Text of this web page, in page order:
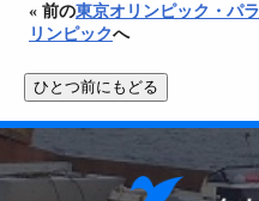
« 前の東京オリンピック・パラ
リンピックへ